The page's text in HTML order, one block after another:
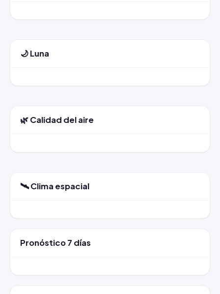
🌙 Luna
🌿 Calidad del aire
🛰️ Clima espacial
Pronóstico 7 días